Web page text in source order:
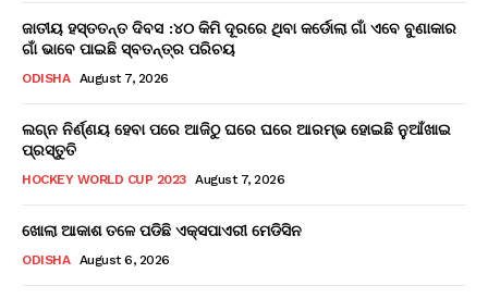
ଜାତୀୟ ହସ୍ତତନ୍ତ ଦିବସ :୪୦ କିମି ଦୂରରେ ଥିବା କର୍ଡୋଲା ଗାଁ ଏବେ ବୁଣାକାର
ଗାଁ ଭାବେ ପାଇଛି ସ୍ବତନ୍ତ୍ର ପରିଚୟ
ODISHA August 7, 2026
ଲଗ୍ନ ନିର୍ଣ୍ଣୟ ହେବା ପରେ ଆଜିଠୁ ଘରେ ଘରେ ଆରମ୍ଭ ହୋଇଛି ନୁଆଁଖାଇ
ପ୍ରସ୍ତୁତି
HOCKEY WORLD CUP 2023 August 7, 2026
ଖୋଲା ଆକାଶ ତଳେ ପଡିଛି ଏକ୍ସପାଏରୀ ମେଡିସିନ
ODISHA August 6, 2026